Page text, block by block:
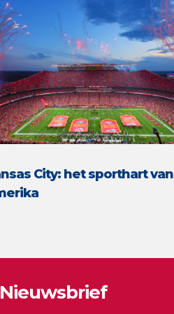
City: het sporthart van
Nieuwsbrief